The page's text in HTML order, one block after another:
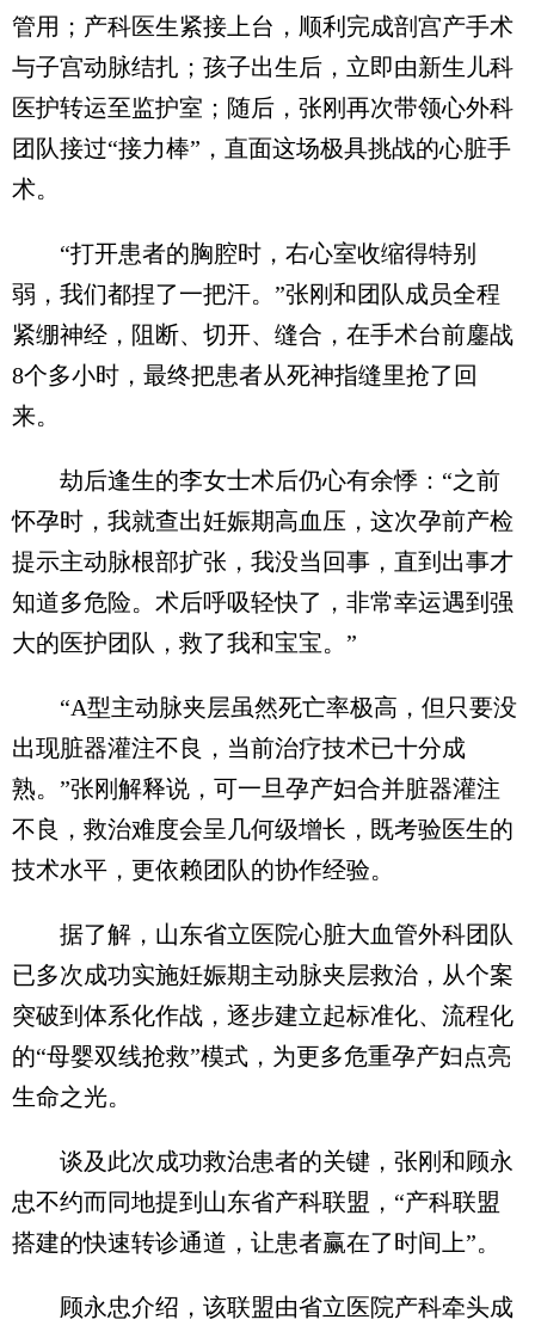
管用；产科医生紧接上台，顺利完成剖宫产手术
与子宫动脉结扎；孩子出生后，立即由新生儿科
医护转运至监护室；随后，张刚再次带领心外科
团队接过“接力棒”，直面这场极具挑战的心脏手
术。
“打开患者的胸腔时，右心室收缩得特别
弱，我们都捏了一把汗。”张刚和团队成员全程
紧绷神经，阻断、切开、缝合，在手术台前鏖战
8个多小时，最终把患者从死神指缝里抢了回
来。
劫后逢生的李女士术后仍心有余悸：“之前
怀孕时，我就查出妊娠期高血压，这次孕前产检
提示主动脉根部扩张，我没当回事，直到出事才
知道多危险。术后呼吸轻快了，非常幸运遇到强
大的医护团队，救了我和宝宝。”
“A型主动脉夹层虽然死亡率极高，但只要没
出现脏器灌注不良，当前治疗技术已十分成
熟。”张刚解释说，可一旦孕产妇合并脏器灌注
不良，救治难度会呈几何级增长，既考验医生的
技术水平，更依赖团队的协作经验。
据了解，山东省立医院心脏大血管外科团队
已多次成功实施妊娠期主动脉夹层救治，从个案
突破到体系化作战，逐步建立起标准化、流程化
的“母婴双线抢救”模式，为更多危重孕产妇点亮
生命之光。
谈及此次成功救治患者的关键，张刚和顾永
忠不约而同地提到山东省产科联盟，“产科联盟
搭建的快速转诊通道，让患者赢在了时间上”。
顾永忠介绍，该联盟由省立医院产科牵头成